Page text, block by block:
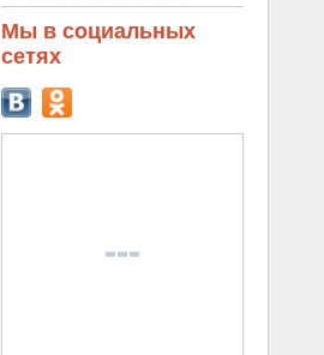
Мы в социальных
сетях